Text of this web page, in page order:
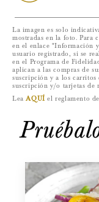
La imagen es solo
mostradas en la foto.
en el enlace "Información
usuario registrado, si se
en el Programa de
aplican a las compras de
suscripción y a los
suscripción y/o tarjetas de
LeaAQUÍ el reglamento